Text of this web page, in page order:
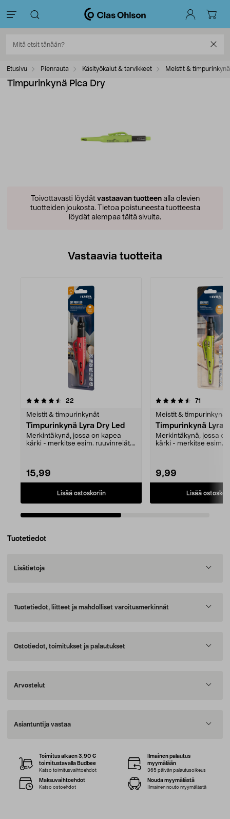
Etusivu Pienrauta Käsityökalut & tarvikkeet Meistit &
Timpurinkynä Pica Dry
Toivottavasti löydät vastaavan tuotteenalla olevien
tuotteiden joukosta. Tietoa poistuneesta tuotteesta
löydät alempaa tältä sivulta.
Vastaavia tuotteita
22
Meistit & timpurinkynät
Timpurinkynä Lyra Dry Led
Merkintäkynä, jossa on kapea
kärki - merkitse esim. ruuvinreiät.
15,99
Lisää ostoskoriin
4.5viidestä
71
Meistit & timpurinkynät
Timpurinkynä Lyra
Merkintäkynä, jossa
kärki - merkitse esim.
9,99
Lisää
4.5viidestä
Tuotetiedot
Lisätietoja
Tuotetiedot, liitteet ja mahdolliset varoitusmerkinnät
Ostotiedot, toimitukset ja palautukset
Arvostelut
Asiantuntija vastaa
Toimitus alkaen 3,90 €
toimitustavalla Budbee
Katso toimitusvaihtoehdot
Ilmainen palautus
myymälään
365 päivän palautusoikeus
Maksuvaihtoehdot
Katso ostoehdot
Nouda myymälästä
Ilmainen nouto myymälästä